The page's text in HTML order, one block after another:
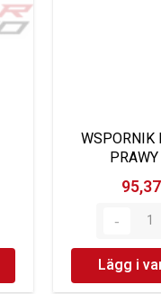
WSPORNIK
Lägg i